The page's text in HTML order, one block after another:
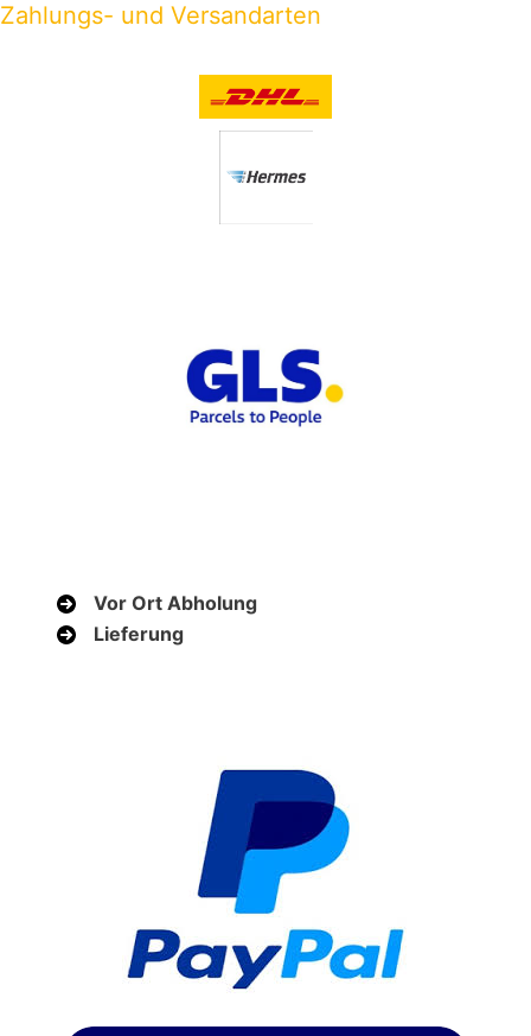
Zahlungs- und Versandarten
Vor Ort Abholung
Lieferung